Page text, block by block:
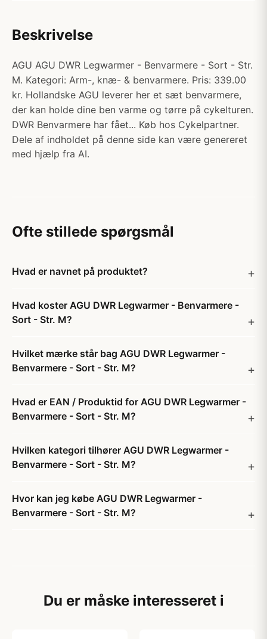
Beskrivelse
AGU AGU DWR Legwarmer - Benvarmere - Sort - Str.
M. Kategori: Arm-, knæ- & benvarmere. Pris: 339.00
kr. Hollandske AGU leverer her et sæt benvarmere,
der kan holde dine ben varme og tørre på cykelturen.
DWR Benvarmere har fået... Køb hos Cykelpartner.
Dele af indholdet på denne side kan være genereret
med hjælp fra AI.
Ofte stillede spørgsmål
Hvad er navnet på produktet?
Hvad koster AGU DWR Legwarmer - Benvarmere -
Sort - Str. M?
Hvilket mærke står bag AGU DWR Legwarmer -
Benvarmere - Sort - Str. M?
Hvad er EAN / Produktid for AGU DWR Legwarmer -
Benvarmere - Sort - Str. M?
Hvilken kategori tilhører AGU DWR Legwarmer -
Benvarmere - Sort - Str. M?
Hvor kan jeg købe AGU DWR Legwarmer -
Benvarmere - Sort - Str. M?
Du er måske interesseret i